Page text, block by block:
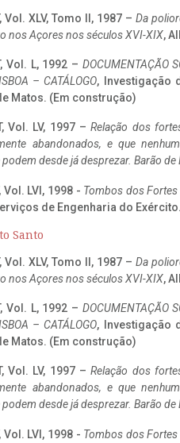
Vol. XLV, Tomo II, 1987 – Da
nos Açores nos séculos XVI-XIX,
Vol. L, 1992 – DOCUMENTAÇÃO
– CATÁLOGO, Investigação
Matos. (Em construção)
Vol. LV, 1997 –Relação dos
abandonados, e que
podem desde já desprezar. Barão de
LVI, 1998 - Tombos dos Fortes
de Engenharia do Exército.
Santo
Vol. XLV, Tomo II, 1987 – Da
nos Açores nos séculos XVI-XIX,
Vol. L, 1992 – DOCUMENTAÇÃO
– CATÁLOGO, Investigação
Matos. (Em construção)
Vol. LV, 1997 –Relação dos
abandonados, e que
podem desde já desprezar. Barão de
LVI, 1998 - Tombos dos Fortes